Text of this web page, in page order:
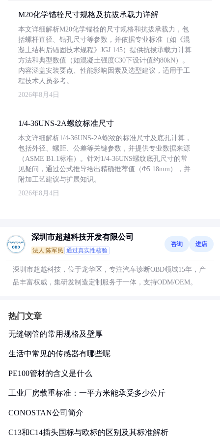
M20化学锚栓尺寸规格及抗拔承载力详解
本文详细解析M20化学锚栓的尺寸规格和抗拔承载力，包
括螺杆直径、钻孔尺寸等参数，并依据专业标准（如《混
凝土结构后锚固技术规程》JGJ 145）提供抗拔承载力计算
方法和典型数值（如混凝土强度C30下设计值约80kN）。
内容涵盖安装要点、性能影响因素及选型建议，适用于工
程技术人员参考。
2026年8月4日
1/4-36UNS-2A螺纹标准尺寸
本文详细解析1/4-36UNS-2A螺纹的标准尺寸及底孔计算，
包括外径、螺距、公差等关键参数，并提供专业数据来源
（ASME B1.1标准）。针对1/4-36UNS螺纹底孔尺寸的常
见疑问，通过公式推导给出精确推荐值（Φ5.18mm），并
附加工艺建议与扩展知识。
2026年8月4日
深圳市超越科技开发有限公司
法人:陈军民 通过真实性核验
咨询 进店
深圳市超越科技，位于龙华区，专注汽车诊断OBD领域15年，产
品丰富权威，集研发制造定制服务于一体，支持ODM/OEM。
热门文章
无缝钢管的常用规格及壁厚
生活中常见的传感器有哪些呢
PE100管材的含义是什么
工业厂房载重标准：一平方米能承受多少公斤
CONOSTAN公司简介
C13和C14插头国标与欧标的区别及其标准解析